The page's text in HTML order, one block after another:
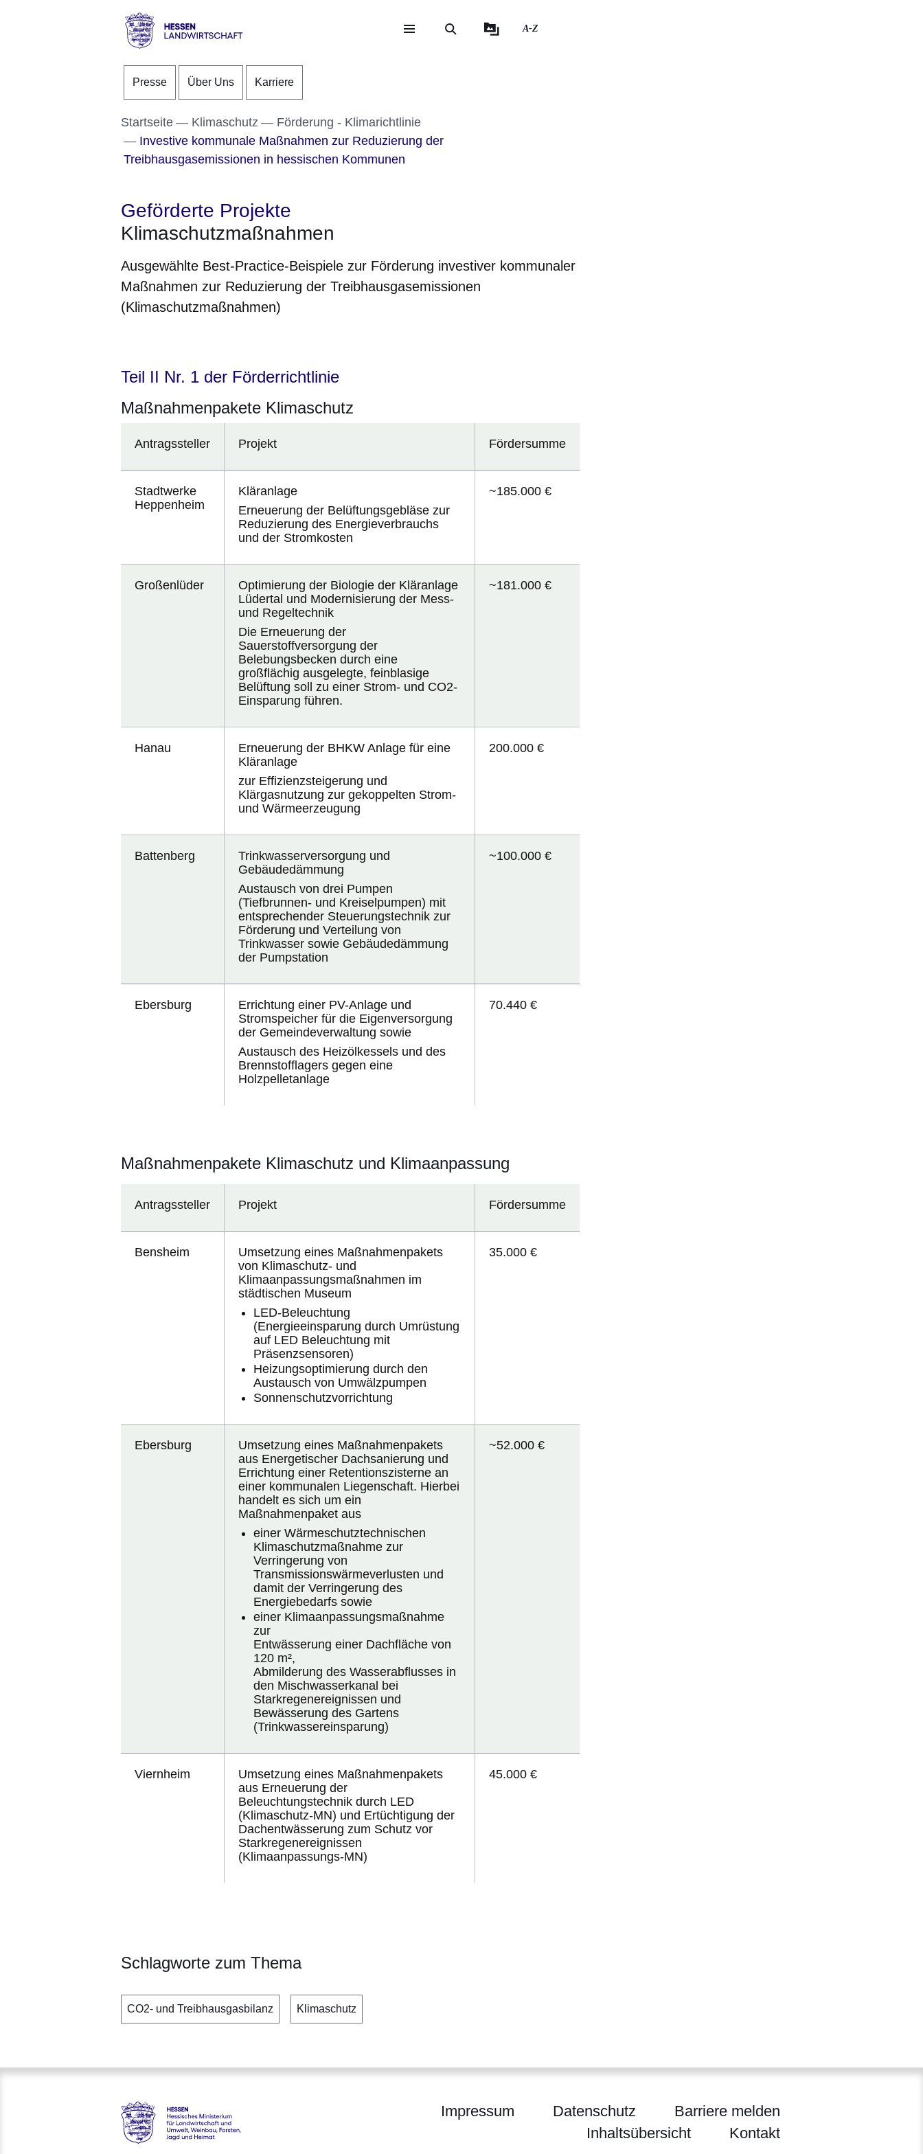
Direkt zum Kopf der Seite
Direkt zum Inhalt
Direkt zum Fuß der Seite
Landwirtschaft
A-Z
Presse Über Uns Karriere
Startseite Klimaschutz
Förderung - Klimarichtlinie
Investive kommunale Maßnahmen zur Reduzierung der
Treibhausgasemissionen in hessischen Kommunen
Geförderte Projekte
Klimaschutzmaßnahmen
Ausgewählte Best-Practice-Beispiele zur Förderung investiver kommunaler
Maßnahmen zur Reduzierung der Treibhausgasemissionen
(Klimaschutzmaßnahmen)
Teil II Nr. 1 der Förderrichtlinie
Maßnahmenpakete Klimaschutz
Antragssteller Projekt Fördersumme
Stadtwerke
Heppenheim
Kläranlage
Erneuerung der Belüftungsgebläse zur
Reduzierung des Energieverbrauchs
und der Stromkosten
~185.000 €
Großenlüder
Optimierung der Biologie der Kläranlage
Lüdertal und Modernisierung der Mess-
und Regeltechnik
Die Erneuerung der
Sauerstoffversorgung der
Belebungsbecken durch eine
großflächig ausgelegte, feinblasige
Belüftung soll zu einer Strom- und CO2-
Einsparung führen.
~181.000 €
Hanau
Erneuerung der BHKW Anlage für eine
Kläranlage
zur Effizienzsteigerung und
Klärgasnutzung zur gekoppelten Strom-
und Wärmeerzeugung
200.000 €
Battenberg
Trinkwasserversorgung und
Gebäudedämmung
Austausch von drei Pumpen
(Tiefbrunnen- und Kreiselpumpen) mit
entsprechender Steuerungstechnik zur
Förderung und Verteilung von
Trinkwasser sowie Gebäudedämmung
der Pumpstation
~100.000 €
Ebersburg Errichtung einer PV-Anlage und
Stromspeicher für die Eigenversorgung
der Gemeindeverwaltung sowie
Austausch des Heizölkessels und des
Brennstofflagers gegen eine
Holzpelletanlage
70.440 €
Maßnahmenpakete Klimaschutz und Klimaanpassung
Antragssteller Projekt Fördersumme
Bensheim Umsetzung eines Maßnahmenpakets
von Klimaschutz- und
Klimaanpassungsmaßnahmen im
städtischen Museum
LED-Beleuchtung
(Energieeinsparung durch Umrüstung
auf LED Beleuchtung mit
Präsenzsensoren)
Heizungsoptimierung durch den
Austausch von Umwälzpumpen
Sonnenschutzvorrichtung
35.000 €
Ebersburg Umsetzung eines Maßnahmenpakets
aus Energetischer Dachsanierung und
Errichtung einer Retentionszisterne an
einer kommunalen Liegenschaft. Hierbei
handelt es sich um ein
Maßnahmenpaket aus
einer Wärmeschutztechnischen
Klimaschutzmaßnahme zur
Verringerung von
Transmissionswärmeverlusten und
damit der Verringerung des
Energiebedarfs sowie
einer Klimaanpassungsmaßnahme
zur
Entwässerung einer Dachfläche von
120 m²,
Abmilderung des Wasserabflusses in
den Mischwasserkanal bei
Starkregenereignissen und
Bewässerung des Gartens
(Trinkwassereinsparung)
~52.000 €
Viernheim
Umsetzung eines Maßnahmenpakets
aus Erneuerung der
Beleuchtungstechnik durch LED
(Klimaschutz-MN) und Ertüchtigung der
Dachentwässerung zum Schutz vor
Starkregenereignissen
(Klimaanpassungs-MN)
45.000 €
Schlagworte zum Thema
CO2- und Treibhausgasbilanz Klimaschutz
Hessen - Hessisches Ministerium für Landwirtschaft und Umwelt, Weinbau, Forsten, Jagd und Heimat
Impressum Datenschutz
Barriere melden
Inhaltsübersicht
Kontakt